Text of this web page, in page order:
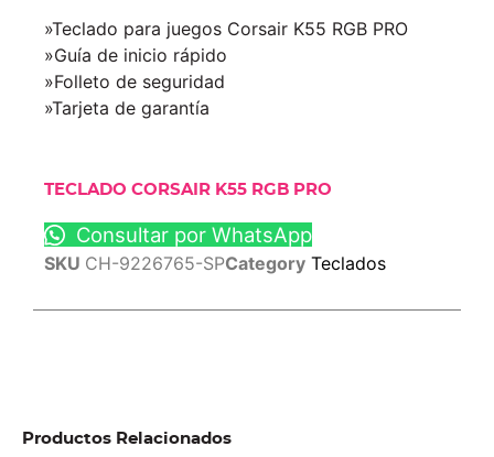
»Teclado para juegos Corsair K55 RGB PRO
»Guía de inicio rápido
»Folleto de seguridad
»Tarjeta de garantía
TECLADO CORSAIR K55 RGB PRO
Consultar por WhatsApp
SKU CH-9226765-SPCategory Teclados
Productos Relacionados